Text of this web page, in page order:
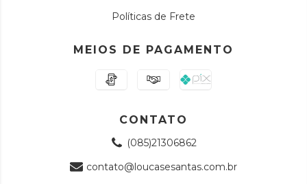
Políticas de Frete
MEIOS DE PAGAMENTO
CONTATO
(085)21306862
contato@loucasesantas.com.br